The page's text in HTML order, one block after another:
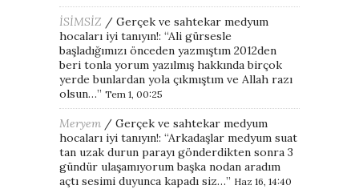
İSİMSİZ / Gerçek ve sahtekar medyum
hocaları iyi tanıyın!: “Ali gürsesle
başladığımızı önceden yazmıştım 2012den
beri tonla yorum yazılmış hakkında birçok
yerde bunlardan yola çıkmıştım ve Allah razı
olsun…” Tem 1, 00:25
Meryem / Gerçek ve sahtekar medyum
hocaları iyi tanıyın!: “Arkadaşlar medyum suat
tan uzak durun parayı gönderdikten sonra 3
gündür ulaşamıyorum başka nodan aradım
açtı sesimi duyunca kapadı siz…” Haz 16, 14:40